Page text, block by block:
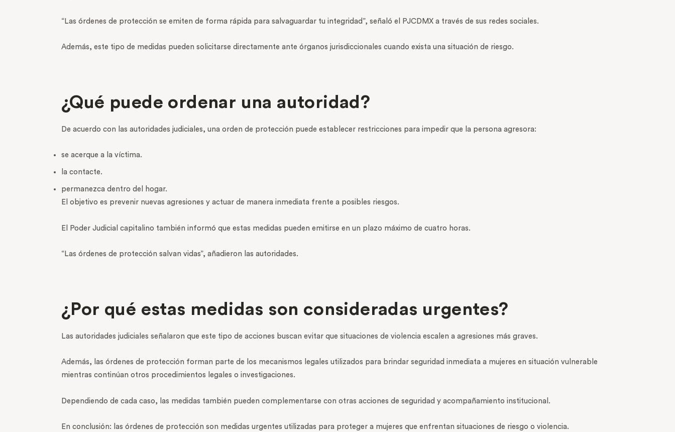
“Las órdenes de protección se emiten de forma rápida para salvaguardar tu integridad”, señaló el PJCDMX a través de sus redes sociales.
Además, este tipo de medidas pueden solicitarse directamente ante órganos jurisdiccionales cuando exista una situación de riesgo.
¿Qué puede ordenar una autoridad?
De acuerdo con las autoridades judiciales, una orden de protección puede establecer restricciones para impedir que la persona agresora:
se acerque a la víctima.
la contacte.
permanezca dentro del hogar.
El objetivo es prevenir nuevas agresiones y actuar de manera inmediata frente a posibles riesgos.
El Poder Judicial capitalino también informó que estas medidas pueden emitirse en un plazo máximo de cuatro horas.
“Las órdenes de protección salvan vidas”, añadieron las autoridades.
¿Por qué estas medidas son consideradas urgentes?
Las autoridades judiciales señalaron que este tipo de acciones buscan evitar que situaciones de violencia escalen a agresiones más graves.
Además, las órdenes de protección forman parte de los mecanismos legales utilizados para brindar seguridad inmediata a mujeres en situación vulnerable
mientras continúan otros procedimientos legales o investigaciones.
Dependiendo de cada caso, las medidas también pueden complementarse con otras acciones de seguridad y acompañamiento institucional.
En conclusión: las órdenes de protección son medidas urgentes utilizadas para proteger a mujeres que enfrentan situaciones de riesgo o violencia.